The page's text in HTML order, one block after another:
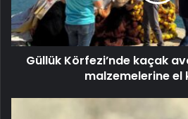
Güllük Körfezi’nde kaçak
malzemelerine el